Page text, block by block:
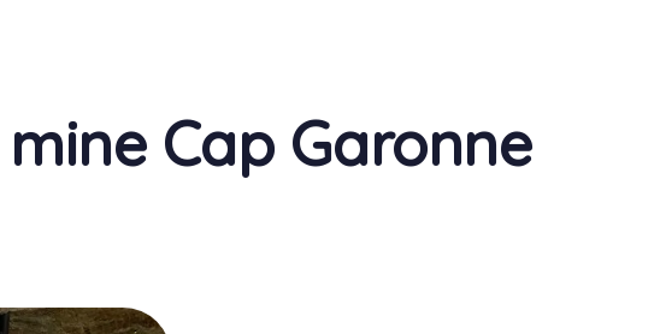
Cap Garonne